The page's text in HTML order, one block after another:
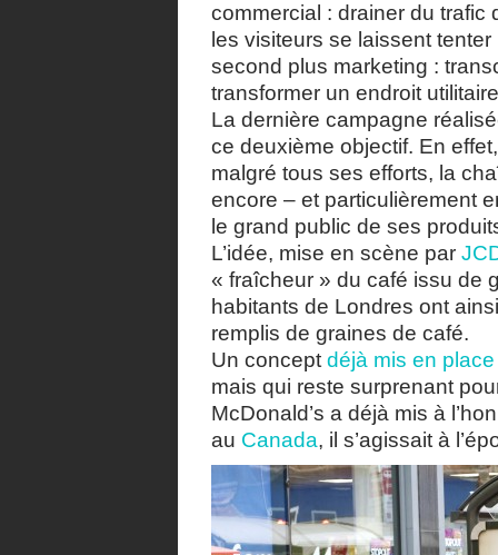
commercial : drainer du
les visiteurs se laissent
second plus marketing :
transformer un endroit
La dernière campagne
ce deuxième objectif. En
malgré tous ses efforts, la
encore – et particulièrement
le grand public de ses
L’idée, mise en scène par
« fraîcheur » du café issu de
habitants de Londres ont
remplis de graines de café.
Un conceptdéjà mis en place
mais qui reste surprenant
McDonald’s a déjà mis à
au Canada, il s’agissait à